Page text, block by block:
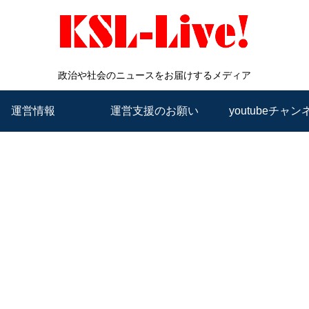
政治や社会のニュースをお届けするメディア
運営情報 運営支援のお願い youtubeチャン